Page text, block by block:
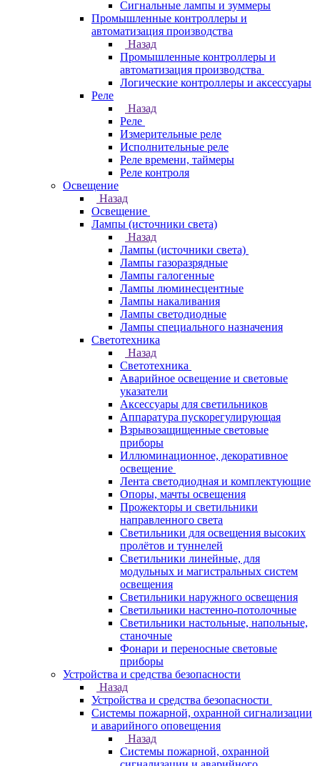
Сигнальные лампы и зуммеры
Промышленные контроллеры и
автоматизация производства
Назад
Промышленные контроллеры и
автоматизация производства
Логические контроллеры и аксессуары
Реле
Назад
Реле
Измерительные реле
Исполнительные реле
Реле времени, таймеры
Реле контроля
Освещение
Назад
Освещение
Лампы (источники света)
Назад
Лампы (источники света)
Лампы газоразрядные
Лампы галогенные
Лампы люминесцентные
Лампы накаливания
Лампы светодиодные
Лампы специального назначения
Светотехника
Назад
Светотехника
Аварийное освещение и световые
указатели
Аксессуары для светильников
Аппаратура пускорегулирующая
Взрывозащищенные световые
приборы
Иллюминационное, декоративное
освещение
Лента светодиодная и комплектующие
Опоры, мачты освещения
Прожекторы и светильники
направленного света
Светильники для освещения высоких
пролётов и туннелей
Светильники линейные, для
модульных и магистральных систем
освещения
Светильники наружного освещения
Светильники настенно-потолочные
Светильники настольные, напольные,
станочные
Фонари и переносные световые
приборы
Устройства и средства безопасности
Назад
Устройства и средства безопасности
Системы пожарной, охранной сигнализации
и аварийного оповещения
Назад
Системы пожарной, охранной